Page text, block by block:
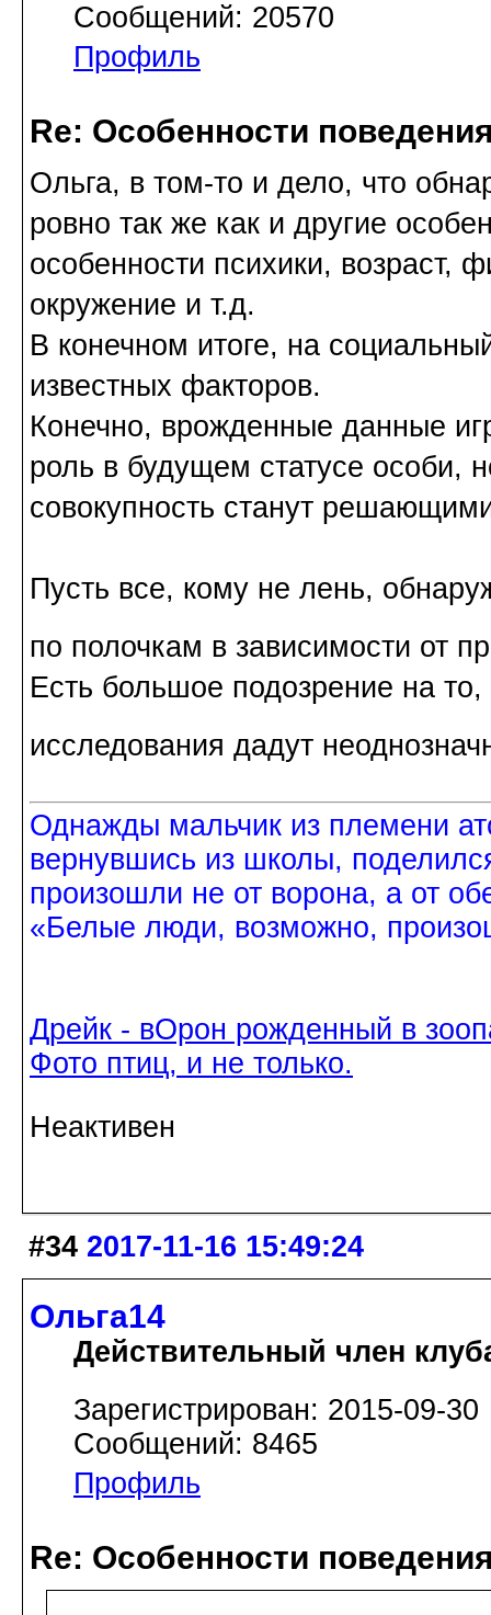
Сообщений: 20570
Профиль
Re: Особенности
Ольга, в том-то и дело, что
ровно так же как и другие
особенности психики, возраст,
окружение и т.д.
В конечном итоге, на
известных факторов.
Конечно, врожденные данные
роль в будущем статусе особи,
совокупность станут
Пусть все, кому не лень,
по полочкам в зависимости от
Есть большое подозрение на
исследования дадут
Однажды мальчик из племени
вернувшись из школы,
произошли не от ворона, а от
«Белые люди, возможно,
Дрейк - вОрон рожденный в
Фото птиц, и не только.
Неактивен
#34 2017-11-16 15:49:24
Ольга14
Действительный член
Зарегистрирован: 2015-09-30
Сообщений: 8465
Профиль
Re: Особенности